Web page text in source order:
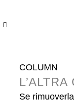
COLUMN
Se